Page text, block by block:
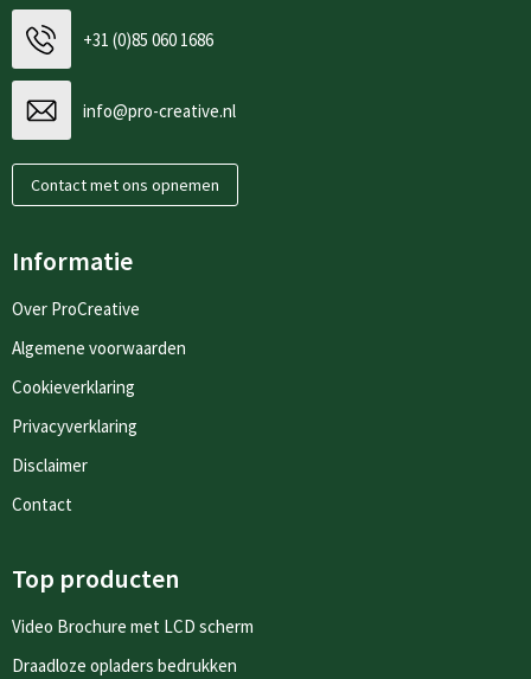
+31 (0)85 060 1686
info@pro-creative.nl
Contact met ons opnemen
Informatie
Over ProCreative
Algemene voorwaarden
Cookieverklaring
Privacyverklaring
Disclaimer
Contact
Top producten
Video Brochure met LCD scherm
Draadloze opladers bedrukken